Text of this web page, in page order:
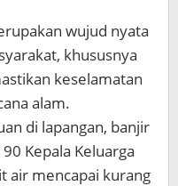
wujud nyata
khususnya
keselamatan
alam.
di lapangan, banjir
Kepala Keluarga
air mencapai kurang